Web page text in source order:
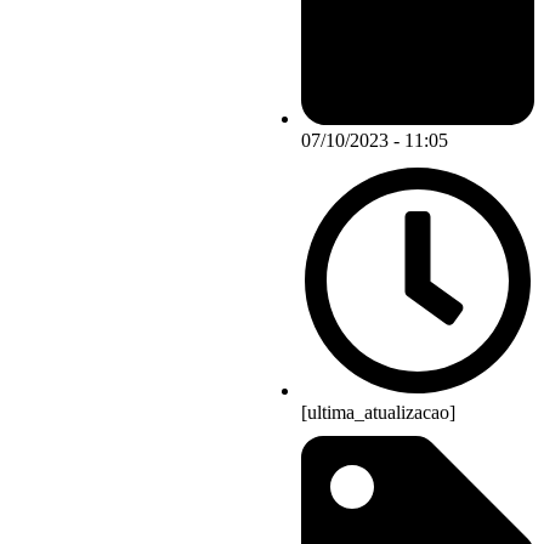
07/10/2023 - 11:05
[ultima_atualizacao]